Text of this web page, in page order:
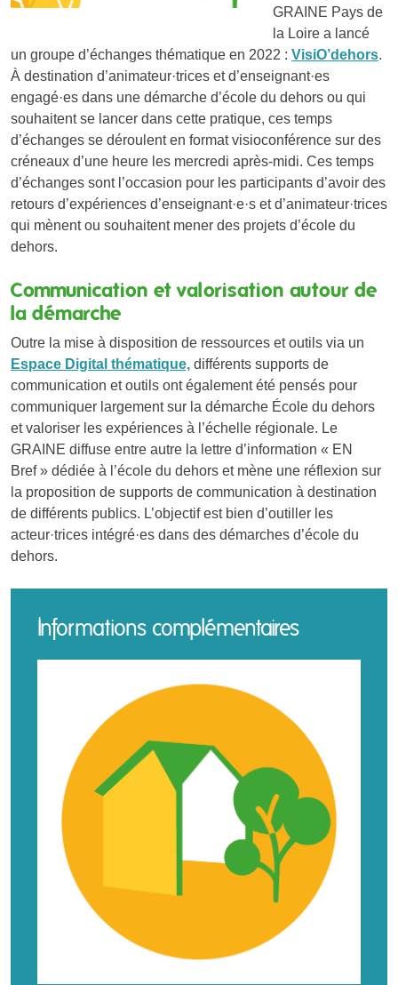
GRAINE Pays de
la Loire a lancé
un groupe d’échanges thématique en 2022 : VisiO’dehors.
À destination d’animateur·trices et d’enseignant·es
engagé·es dans une démarche d’école du dehors ou qui
souhaitent se lancer dans cette pratique, ces temps
d’échanges se déroulent en format visioconférence sur des
créneaux d’une heure les mercredi après-midi. Ces temps
d’échanges sont l’occasion pour les participants d’avoir des
retours d’expériences d’enseignant·e·s et d’animateur·trices
qui mènent ou souhaitent mener des projets d’école du
dehors.
Communication et valorisation autour de
la démarche
Outre la mise à disposition de ressources et outils via un
Espace Digital thématique, différents supports de
communication et outils ont également été pensés pour
communiquer largement sur la démarche École du dehors
et valoriser les expériences à l’échelle régionale. Le
GRAINE diffuse entre autre la lettre d’information « EN
Bref » dédiée à l’école du dehors et mène une réflexion sur
la proposition de supports de communication à destination
de différents publics. L’objectif est bien d’outiller les
acteur·trices intégré·es dans des démarches d’école du
dehors.
Informations complémentaires